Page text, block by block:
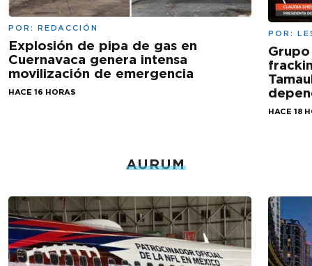
POR: REDACCIÓN
Explosión de pipa de gas en
Cuernavaca genera intensa
movilización de emergencia
HACE 16 HORAS
POR:
HACE 18
AURUM